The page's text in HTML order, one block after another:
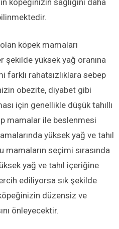
köpeğinizin sağlığını daha
köpek mamaları
şekilde yüksek yağ oranına
farklı rahatsızlıklara sebep
obezite, diyabet gibi
için genellikle düşük tahıllı
mamalar ile beslenmesi
yüksek yağ ve tahıl
seçimi sırasında
yağ ve tahıl içeriğine
ediliyorsa sık şekilde
düzensiz ve
önleyecektir.